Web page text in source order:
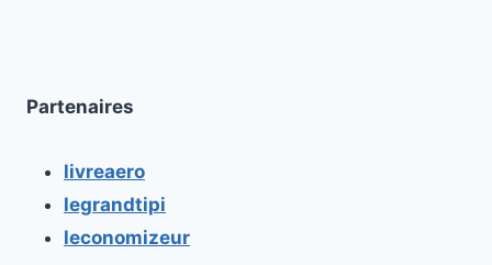
Partenaires
livreaero
legrandtipi
leconomizeur